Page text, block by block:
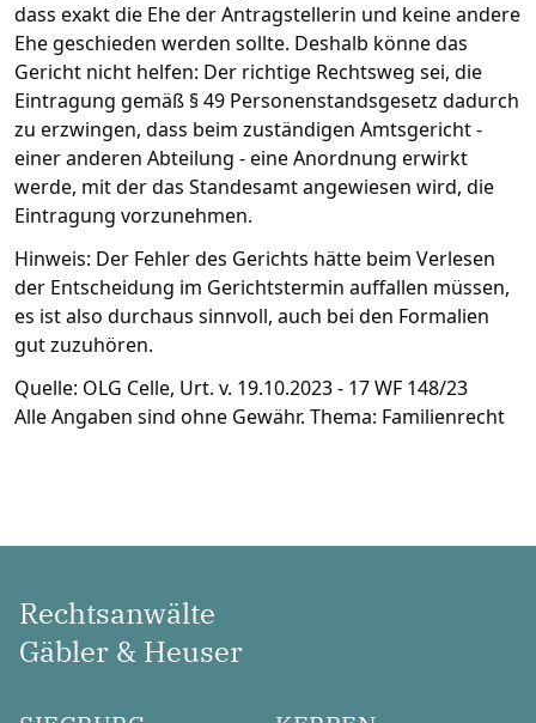
dass exakt die Ehe der Antragstellerin und keine andere
Ehe geschieden werden sollte. Deshalb könne das
Gericht nicht helfen: Der richtige Rechtsweg sei, die
Eintragung gemäß § 49 Personenstandsgesetz dadurch
zu erzwingen, dass beim zuständigen Amtsgericht -
einer anderen Abteilung - eine Anordnung erwirkt
werde, mit der das Standesamt angewiesen wird, die
Eintragung vorzunehmen.
Hinweis: Der Fehler des Gerichts hätte beim Verlesen
der Entscheidung im Gerichtstermin auffallen müssen,
es ist also durchaus sinnvoll, auch bei den Formalien
gut zuzuhören.
Quelle: OLG Celle, Urt. v. 19.10.2023 - 17 WF 148/23
Alle Angaben sind ohne Gewähr. Thema: Familienrecht
Rechtsanwälte
Gäbler & Heuser